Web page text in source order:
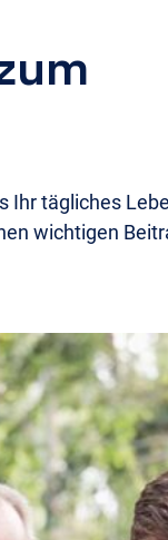
Ihr tägliches
wichtigen